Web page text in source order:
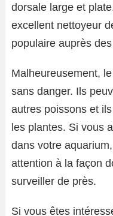
dorsale large et
excellent nettoyeur
populaire auprès
Malheureusement,
sans danger. Ils
autres poissons et
les plantes. Si vous
dans votre
attention à la façon
surveiller de près.
Si vous êtes